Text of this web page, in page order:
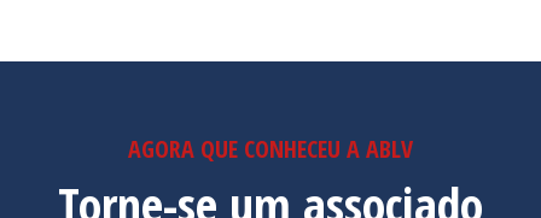
AGORA QUE CONHECEU A ABLV
Torne-se um associado